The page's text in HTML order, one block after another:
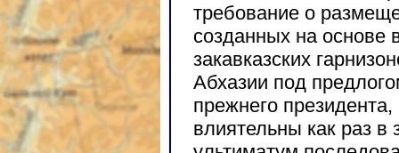
требование о
созданных на основе
закавказских
Абхазии под
прежнего
влиятельны как раз в